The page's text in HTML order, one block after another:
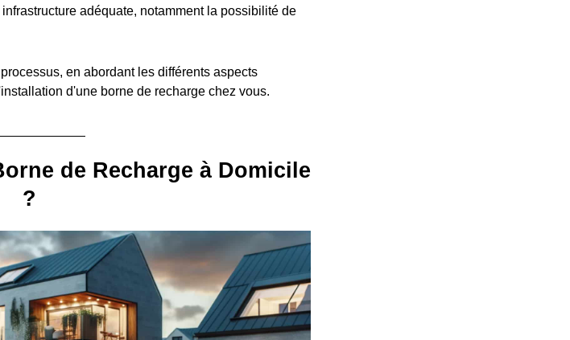
adéquate, notamment la possibilité de
en abordant les différents aspects
d'une borne de recharge chez vous.
de Recharge à Domicile
?